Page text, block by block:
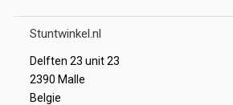
Stuntwinkel.nl
Delften 23 unit 23
2390 Malle
Belgie